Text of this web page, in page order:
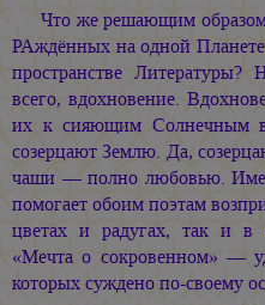
Что же решающим
РАждённых на одной
пространстве
всего, вдохновение.
их к сияющим Солнечным
созерцают Землю. Да,
чаши — полно любовью.
помогает обоим поэтам
цветах и радугах, так и в
«Мечта о сокровенном» —
которых суждено по-своему